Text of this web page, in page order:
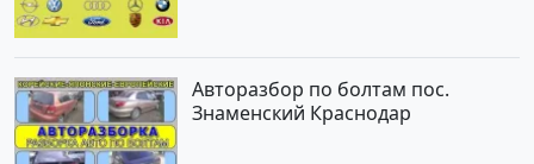
Авторазбор по болтам пос.
Знаменский Краснодар